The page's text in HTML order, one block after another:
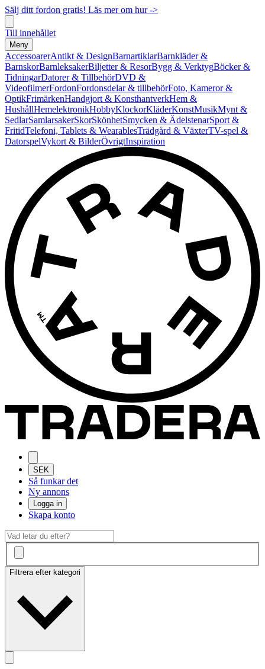
Sälj ditt fordon gratis! Läs mer om hur ->
Till innehållet
Meny
AccessoarerAntikt & DesignBarnartiklarBarnkläder &
BarnskorBarnleksakerBiljetter & ResorBygg & VerktygBöcker &
TidningarDatorer & TillbehörDVD &
VideofilmerFordonFordonsdelar & tillbehörFoto, Kameror &
OptikFrimärkenHandgjort & KonsthantverkHem &
HushållHemelektronikHobbyKlockorKläderKonstMusikMynt &
SedlarSamlarsakerSkorSkönhetSmycken & ÄdelstenarSport &
FritidTelefoni, Tablets & WearablesTrädgård & VäxterTV-spel &
DatorspelVykort & BilderÖvrigtInspiration
SEK
Så funkar det
Ny annons
Logga in
Skapa konto
Filtrera efter kategori